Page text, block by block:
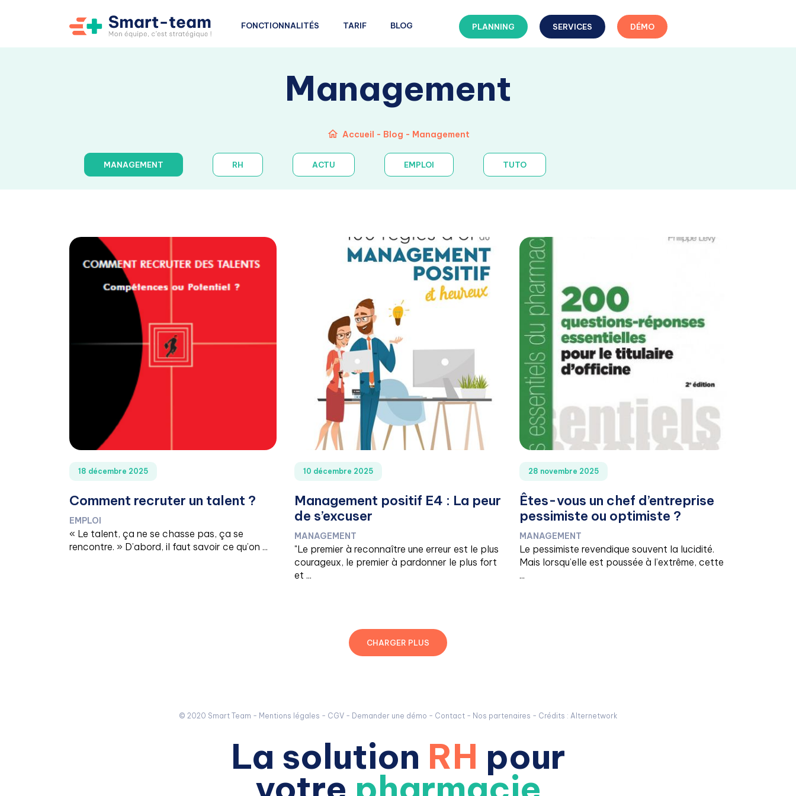
FONCTIONNALITÉS TARIF BLOG PLANNING SERVICES DÉMO
Management
Accueil - Blog - Management
MANAGEMENT RH ACTU EMPLOI TUTO
18 décembre 2025
Comment recruter un talent ?
EMPLOI
« Le talent, ça ne se chasse pas, ça se
rencontre. » D’abord, il faut savoir ce qu’on ...
10 décembre 2025
Management positif E4 : La peur
de s’excuser
MANAGEMENT
"Le premier à reconnaître une erreur est le plus
courageux, le premier à pardonner le plus fort
et ...
28 novembre 2025
Êtes-vous un chef d’entreprise
pessimiste ou optimiste ?
MANAGEMENT
Le pessimiste revendique souvent la lucidité.
Mais lorsqu’elle est poussée à l’extrême, cette
...
CHARGER PLUS
© 2020 Smart Team - Mentions légales - CGV - Demander une démo - Contact - Nos partenaires - Crédits : Alternetwork
La solution RH pour